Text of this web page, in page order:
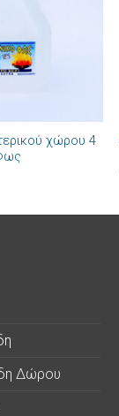
χώρου 4
Δώρου